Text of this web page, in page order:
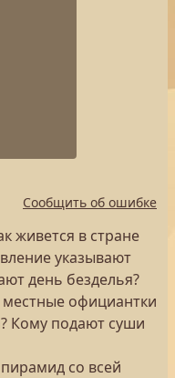
Сообщить об ошибке
живется в стране
указывают
день безделья?
официантки
Кому подают суши
со всей